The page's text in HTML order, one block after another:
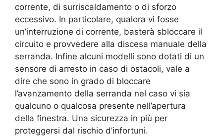
corrente, di surriscaldamento o di sforzo
eccessivo. In particolare, qualora vi fosse
un’interruzione di corrente, basterà sbloccare il
circuito e provvedere alla discesa manuale della
serranda. Infine alcuni modelli sono dotati di un
sensore di arresto in caso di ostacoli, vale a
dire che sono in grado di bloccare
l’avanzamento della serranda nel caso vi sia
qualcuno o qualcosa presente nell’apertura
della finestra. Una sicurezza in più per
proteggersi dal rischio d’infortuni.